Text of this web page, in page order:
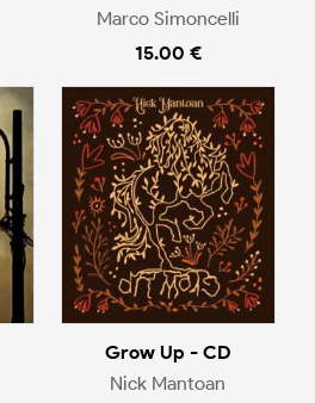
Marco Simoncelli
15.00 €
Grow Up - CD
Nick Mantoan